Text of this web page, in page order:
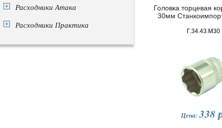
Расходники Атака
Расходники Практика
Головка торцевая
30мм
Г.34.43.М30
Цена:338